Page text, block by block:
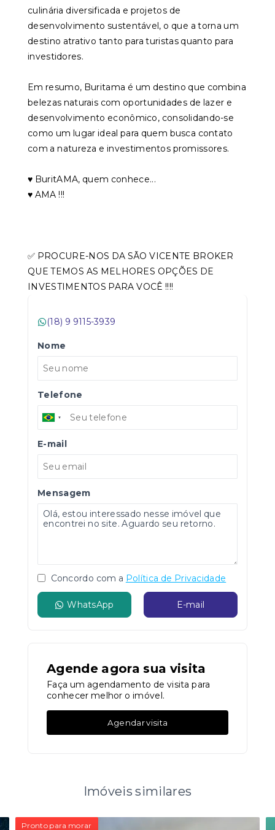
culinária diversificada e projetos de
desenvolvimento sustentável, o que a torna um
destino atrativo tanto para turistas quanto para
investidores.
Em resumo, Buritama é um destino que combina
belezas naturais com oportunidades de lazer e
desenvolvimento econômico, consolidando-se
como um lugar ideal para quem busca contato
com a natureza e investimentos promissores.
♥️ BuritAMA, quem conhece...
♥️ AMA !!!
✅ PROCURE-NOS DA SÃO VICENTE BROKER
QUE TEMOS AS MELHORES OPÇÕES DE
INVESTIMENTOS PARA VOCÊ !!!!
(18) 9 9115-3939
Nome
Telefone
E-mail
Mensagem
Concordo com a Política de Privacidade
WhatsApp E-mail
Agende agora sua visita
Faça um agendamento de visita para
conhecer melhor o imóvel.
Agendar visita
Imóveis similares
Pronto para morar